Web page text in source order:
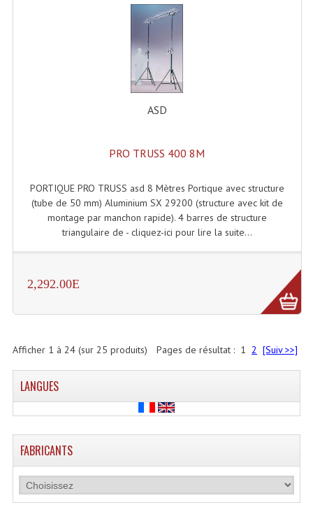
ASD
PRO TRUSS 400 8M
PORTIQUE PRO TRUSS asd 8 Mètres Portique avec structure
(tube de 50 mm) Aluminium SX 29200 (structure avec kit de
montage par manchon rapide). 4 barres de structure
triangulaire de - cliquez-ici pour lire la suite...
2,292.00E
Pages de résultat : 1 2 [Suiv >>]
Afficher 1 à 24(sur 25 produits)
LANGUES
FABRICANTS